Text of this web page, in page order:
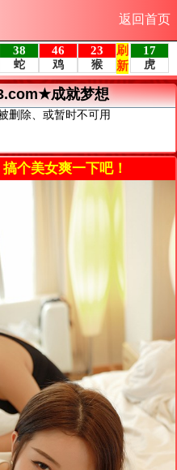
返回首页
成就梦想
删除、或暂时不可用
个美女爽一下吧！